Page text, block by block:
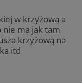
w krzyżową a
nie ma jak tam
krzyżową na
itd